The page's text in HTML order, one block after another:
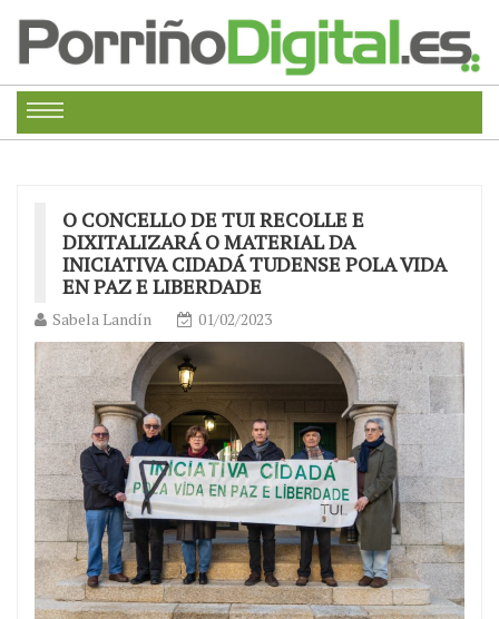
O CONCELLO DE TUI RECOLLE E
DIXITALIZARÁ O MATERIAL DA
INICIATIVA CIDADÁ TUDENSE POLA VIDA
EN PAZ E LIBERDADE
Sabela Landín 01/02/2023